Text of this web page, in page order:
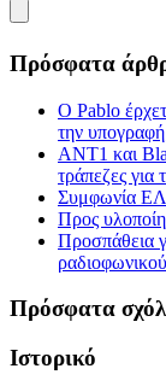
Πρόσφατα
Ο Pablo
την
ΑΝΤ1 και
τράπεζες για
Συμφωνία
Προς
Προσπάθεια
Πρόσφατα
Ιστορικό